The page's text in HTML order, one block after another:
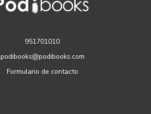
951701010
podibooks@podibooks.com
Formulario de contacto